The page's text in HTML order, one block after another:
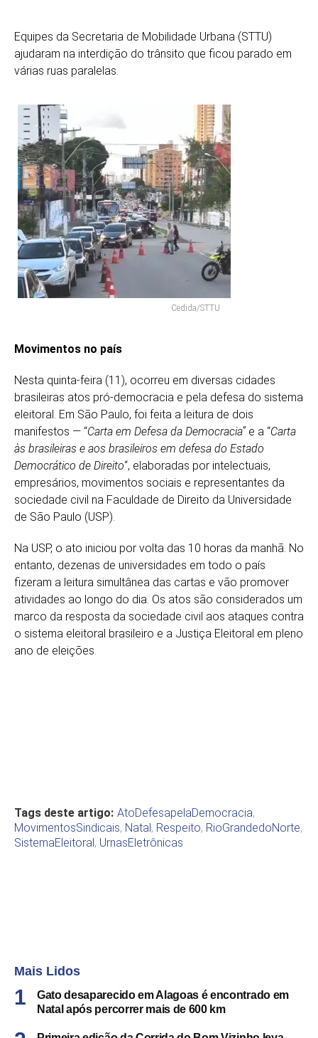
Equipes da Secretaria de Mobilidade Urbana (STTU)
ajudaram na interdição do trânsito que ficou parado em
várias ruas paralelas.
Cedida/STTU
Movimentos no país
Nesta quinta-feira (11), ocorreu em diversas cidades
brasileiras atos pró-democracia e pela defesa do sistema
eleitoral. Em São Paulo, foi feita a leitura de dois
manifestos — “Carta em Defesa da Democracia” e a “Carta
às brasileiras e aos brasileiros em defesa do Estado
Democrático de Direito“, elaboradas por intelectuais,
empresários, movimentos sociais e representantes da
sociedade civil na Faculdade de Direito da Universidade
de São Paulo (USP).
Na USP, o ato iniciou por volta das 10 horas da manhã. No
entanto, dezenas de universidades em todo o país
fizeram a leitura simultânea das cartas e vão promover
atividades ao longo do dia. Os atos são considerados um
marco da resposta da sociedade civil aos ataques contra
o sistema eleitoral brasileiro e a Justiça Eleitoral em pleno
ano de eleições.
Tags deste artigo: AtoDefesapelaDemocracia,
MovimentosSindicais, Natal, Respeito, RioGrandedoNorte,
SistemaEleitoral, UrnasEletrônicas
Mais Lidos
Gato desaparecido em Alagoas é encontrado em
Natal após percorrer mais de 600 km